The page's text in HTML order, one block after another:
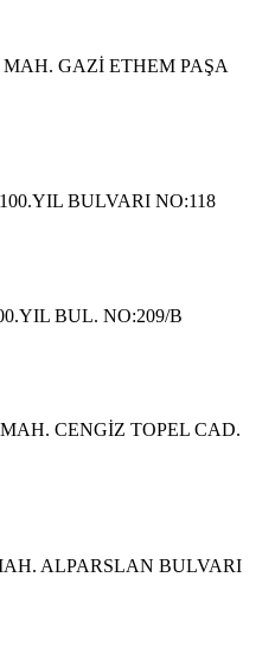
GAZİ ETHEM PAŞA
BULVARI NO:118
BUL. NO:209/B
CENGİZ TOPEL CAD.
ALPARSLAN BULVARI